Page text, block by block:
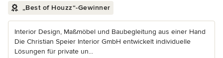
„Best of Houzz“-Gewinner
Interior Design, Maßmöbel und Baubegleitung aus einer Hand
Die Christian Speier Interior GmbH entwickelt individuelle
Lösungen für private un...